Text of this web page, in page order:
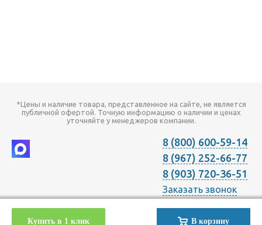
В корзину
Купить в 1 клик
*Цены и наличие товара, представленное на сайте, не является
публичной офертой. Точную информацию о наличии и ценах
уточняйте у менеджеров компании.
8 (800) 600-59-14
8 (967) 252-66-77
8 (903) 720-36-51
Заказать звонок
2026 © Компания "Онлайн Климат" продажа оборудования для
Отопления Вентиляции Кондиционирования в Москве с